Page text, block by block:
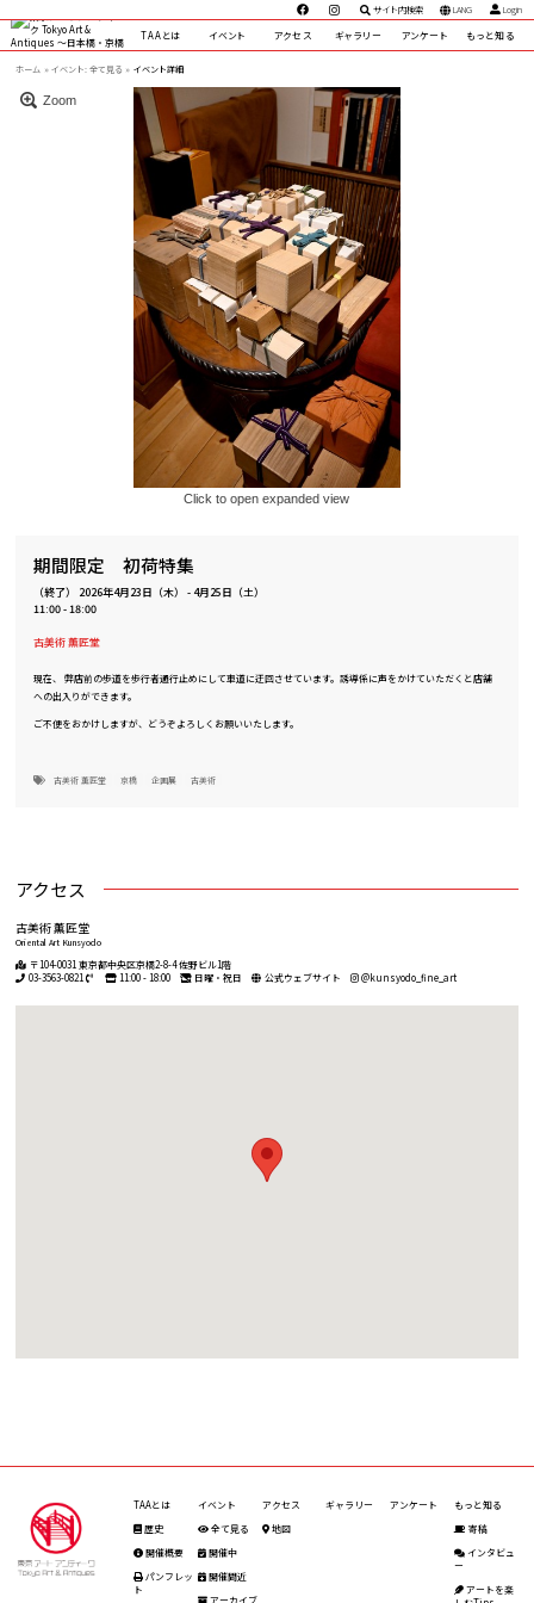
サイト内検索 LANG
Login
TAAとは
イベント アクセス ギャラリー アンケート もっと知る
ホーム イベント:全て見る » イベント詳細
Zoom
Click to open expanded view
期間限定 初荷特集
（終了） 2026年4月23日（木）- 4月25日（土）
11:00 - 18:00
古美術 薫匠堂
現在、 弊店前の歩道を歩行者通行止めにして車道に迂回させています。誘導係に声をかけていただくと店舗
への出入りができます。
ご不便をおかけしますが、どうぞよろしくお願いいたします。
古美術 薫匠堂 京橋 企画展 古美術
アクセス
古美術 薫匠堂
Oriental Art Kunsyodo
〒104-0031 東京都中央区京橋2-8-4 佐野ビル1階
03-3563-0821
11:00 - 18:00 日曜・祝日 公式ウェブサイト @kunsyodo_fine_art
TAAとは
歴史
開催概要
パンフレッ
ト
イベント
全て見る
開催中
開催間近
アーカイブ
アクセス
地図
ギャラリー アンケート
もっと知る
寄稿
インタビュ
ー
アートを楽